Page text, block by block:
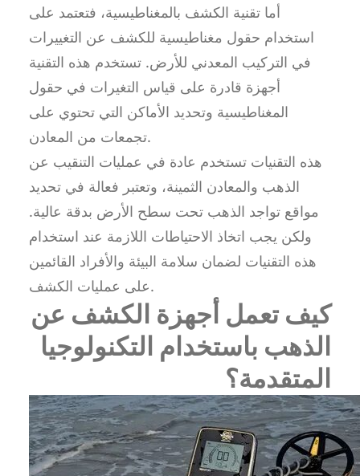
أما تقنية الكشف بالمغناطيسية، فتعتمد على
استخدام حقول مغناطيسية للكشف عن التغييرات
في التركيب المعدني للأرض. تستخدم هذه التقنية
أجهزة قادرة على قياس التغيرات في حقول
المغناطيسية وتحديد الأماكن التي تحتوي على
تجمعات من المعادن.
هذه التقنيات تستخدم عادة في عمليات التنقيب عن
الذهب والمعادن الثمينة، وتعتبر فعالة في تحديد
مواقع تواجد الذهب تحت سطح الأرض بدقة عالية.
ولكن يجب اتخاذ الاحتياطات اللازمة عند استخدام
هذه التقنيات لضمان سلامة البيئة والأفراد القائمين
على عمليات الكشف.
كيف تعمل أجهزة الكشف عن
الذهب باستخدام التكنولوجيا
المتقدمة؟